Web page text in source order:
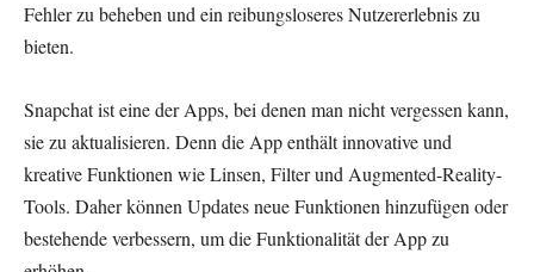
Fehler zu beheben und ein reibungsloseres Nutzererlebnis zu
bieten.
Snapchat ist eine der Apps, bei denen man nicht vergessen kann,
sie zu aktualisieren. Denn die App enthält innovative und
kreative Funktionen wie Linsen, Filter und Augmented-Reality-
Tools. Daher können Updates neue Funktionen hinzufügen oder
bestehende verbessern, um die Funktionalität der App zu